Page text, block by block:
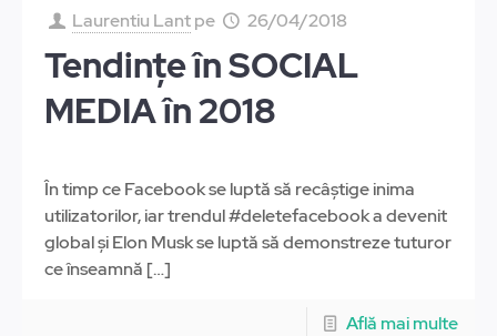
Laurentiu Lantpe 26/04/2018
Tendințe în SOCIAL
MEDIA în 2018
În timp ce Facebook se luptă să recâștige inima
utilizatorilor, iar trendul #deletefacebook a devenit
global și Elon Musk se luptă să demonstreze tuturor
ce înseamnă […]
Află mai multe